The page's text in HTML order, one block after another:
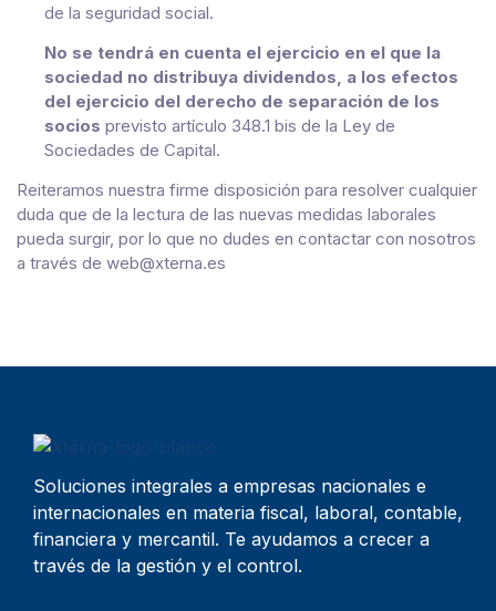
de la seguridad social.
No se tendrá en cuenta el ejercicio en el que la
sociedad no distribuya dividendos, a los efectos
del ejercicio del derecho de separación de los
socios previsto artículo 348.1 bis de la Ley de
Sociedades de Capital.
Reiteramos nuestra firme disposición para resolver cualquier
duda que de la lectura de las nuevas medidas laborales
pueda surgir, por lo que no dudes en contactar con nosotros
a través de web@xterna.es
Soluciones integrales a empresas nacionales e
internacionales en materia fiscal, laboral, contable,
financiera y mercantil. Te ayudamos a crecer a
través de la gestión y el control.